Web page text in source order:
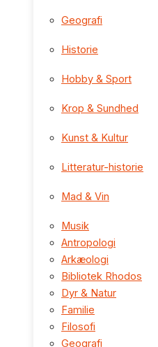
Geografi
Historie
Hobby & Sport
Krop & Sundhed
Kunst & Kultur
Litteratur-historie
Mad & Vin
Musik
Antropologi
Arkæologi
Bibliotek Rhodos
Dyr & Natur
Familie
Filosofi
Geografi